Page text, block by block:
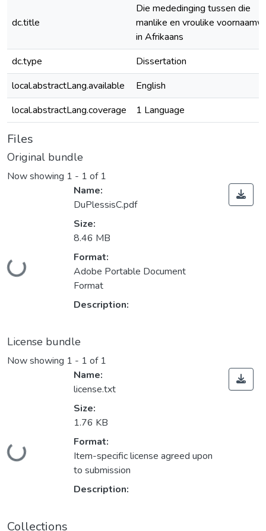
dc.title
Die mededinging tussen die
manlike en vroulike
in Afrikaans
dc.type
Dissertation
local.abstractLang.available
English
local.abstractLang.coverage
1 Language
Files
Original bundle
Now showing 1 - 1 of 1
Loading...
Name:
DuPlessisC.pdf
Size:
8.46 MB
Format:
Adobe Portable Document
Format
Description:
License bundle
Now showing 1 - 1 of 1
Loading...
Name:
license.txt
Size:
1.76 KB
Format:
Item-specific license agreed upon
to submission
Description:
Collections